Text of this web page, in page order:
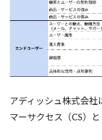
アディッシュ株式会
マーサクセス（CS）